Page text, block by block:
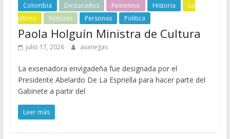
Colombia Destacados Femenino Historia
Lo
ultimo
Noticias Personas Politica
Paola Holguín Ministra de Cultura
julio 17, 2026 avanegas
La exsenadora envigadeña fue designada por el
Presidente Abelardo De La Espriella para hacer parte del
Gabinete a partir del
Leer más